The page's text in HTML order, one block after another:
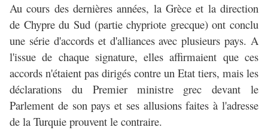
Au cours des dernières années, la Grèce et la direction
de Chypre du Sud (partie chypriote grecque) ont conclu
une série d'accords et d'alliances avec plusieurs pays. A
l'issue de chaque signature, elles affirmaient que ces
accords n'étaient pas dirigés contre un Etat tiers, mais les
déclarations du Premier ministre grec devant le
Parlement de son pays et ses allusions faites à l'adresse
de la Turquie prouvent le contraire.